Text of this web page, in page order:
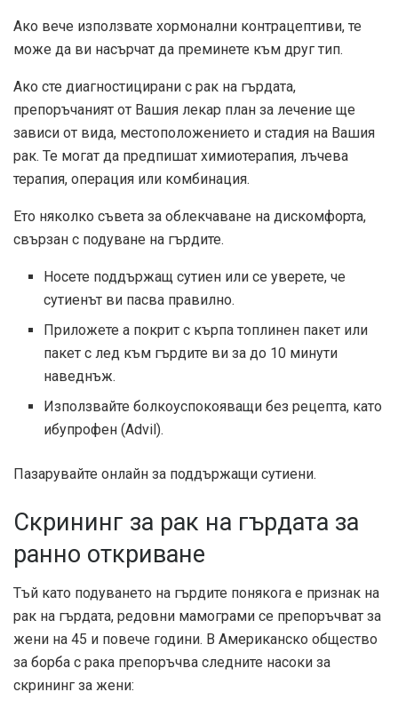
Ако вече използвате хормонални контрацептиви, те
може да ви насърчат да преминете към друг тип.
Ако сте диагностицирани с рак на гърдата,
препоръчаният от Вашия лекар план за лечение ще
зависи от вида, местоположението и стадия на Вашия
рак. Те могат да предпишат химиотерапия, лъчева
терапия, операция или комбинация.
Ето няколко съвета за облекчаване на дискомфорта,
свързан с подуване на гърдите.
Носете поддържащ сутиен или се уверете, че
сутиенът ви пасва правилно.
Приложете a покрит с кърпа топлинен пакет или
пакет с лед към гърдите ви за до 10 минути
наведнъж.
Използвайте болкоуспокояващи без рецепта, като
ибупрофен (Advil).
Пазарувайте онлайн за поддържащи сутиени.
Скрининг за рак на гърдата за
ранно откриване
Тъй като подуването на гърдите понякога е признак на
рак на гърдата, редовни мамограми се препоръчват за
жени на 45 и повече години. В Американско общество
за борба с рака препоръчва следните насоки за
скрининг за жени: